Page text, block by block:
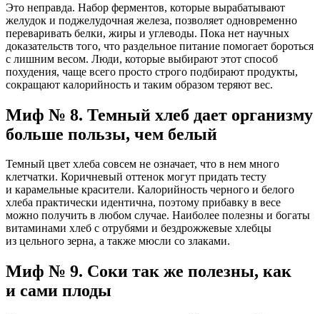
Это неправда. Набор ферментов, которые вырабатывают
желудок и поджелудочная железа, позволяет одновременно
переваривать белки, жиры и углеводы. Пока нет научных
доказательств того, что раздельное питание помогает бороться
с лишним весом. Люди, которые выбирают этот способ
похудения, чаще всего просто строго подбирают продукты,
сокращают калорийность и таким образом теряют вес.
Миф № 8. Темный хлеб дает организму
больше пользы, чем белый
Темный цвет хлеба совсем не означает, что в нем много
клетчатки. Коричневый оттенок могут придать тесту
и карамельные красители. Калорийность черного и белого
хлеба практически идентична, поэтому прибавку в весе
можно получить в любом случае. Наиболее полезны и богаты
витаминами хлеб с отрубями и бездрожжевые хлебцы
из цельного зерна, а также мюсли со злаками.
Миф № 9. Соки так же полезны, как
и сами плоды